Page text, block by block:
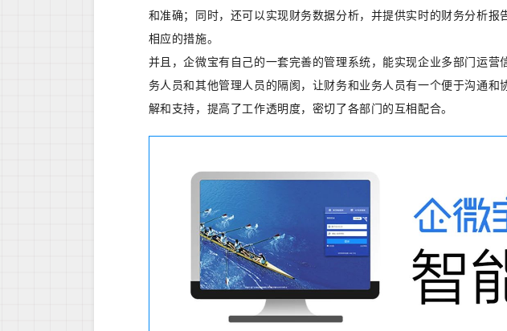
和准确；同时，还可以实现财务数据分析，并提供实时的财务分析报
相应的措施。
并且，企微宝有自己的一套完善的管理系统，能实现企业多部门运营
务人员和其他管理人员的隔阂，让财务和业务人员有一个便于沟通和
解和支持，提高了工作透明度，密切了各部门的互相配合。